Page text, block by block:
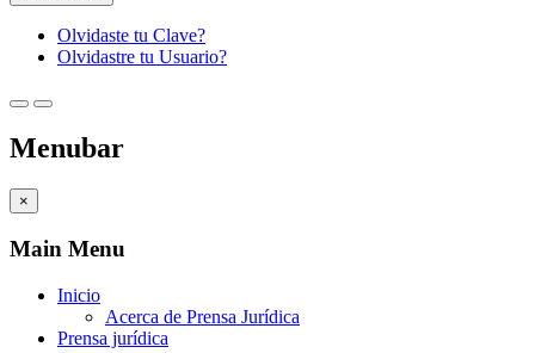
Olvidaste tu Clave?
Olvidastre tu Usuario?
Menubar
×
Main Menu
Inicio
Acerca de Prensa Jurídica
Prensa jurídica